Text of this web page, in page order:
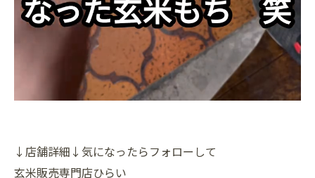
↓店舗詳細↓気になったらフォローして
玄米販売専門店ひらい